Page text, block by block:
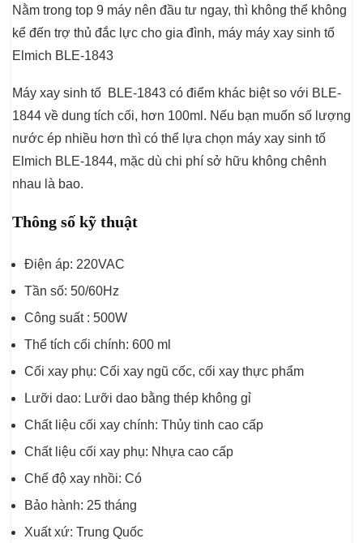
Nằm trong top 9 máy nên đầu tư ngay, thì không thể không
kể đến trợ thủ đắc lực cho gia đình, máy máy xay sinh tố
Elmich BLE-1843
Máy xay sinh tố BLE-1843 có điểm khác biệt so với BLE-
1844 về dung tích cối, hơn 100ml. Nếu bạn muốn số lượng
nước ép nhiều hơn thì có thể lựa chọn máy xay sinh tố
Elmich BLE-1844, mặc dù chi phí sở hữu không chênh
nhau là bao.
Thông số kỹ thuật
Điện áp: 220VAC
Tần số: 50/60Hz
Công suất : 500W
Thể tích cối chính: 600 ml
Cối xay phụ: Cối xay ngũ cốc, cối xay thực phẩm
Lưỡi dao: Lưỡi dao bằng thép không gỉ
Chất liệu cối xay chính: Thủy tinh cao cấp
Chất liệu cối xay phụ: Nhựa cao cấp
Chế độ xay nhồi: Có
Bảo hành: 25 tháng
Xuất xứ: Trung Quốc